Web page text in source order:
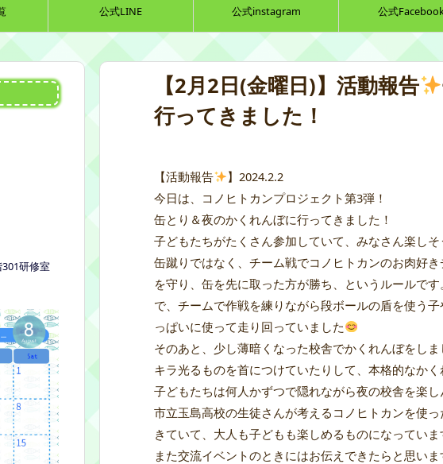
公式LINE 公式instagram 公式
【2月2日(金曜日)】活動報告
行ってきました！
【活動報告
】2024.2.2
今日は、コノヒトカンプロジェクト第3弾！
缶とり＆夜のかくれんぼに行ってきました！
子どもたちがたくさん参加していて、みなさん楽し
缶蹴りではなく、チーム戦でコノヒトカンのお肉好
を守り、缶を先に取った方が勝ち、というルールで
で、チームで作戦を練りながら段ボールの盾を使う
っぱいに使って走り回っていました
そのあと、少し薄暗くなった校舎でかくれんぼをし
キラ光るものを首につけていたりして、本格的なか
子どもたちは何人かずつで隠れながら夜の校舎を楽
市立玉島高校の生徒さんが考えるコノヒトカンを使
きていて、大人も子どもも楽しめるものになっていま
また交流イベントのときにはお伝えできたらと思いま
研修室